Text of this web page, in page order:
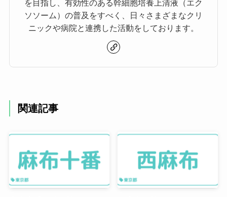
ソソーム
臍帯由来間葉
264,000円
（脂肪/臍帯/歯
髄由来・1000
子含有）１本​
＊別途施術代 24,000円かかります（採血料込
を目指し、有効性のある幹細胞培養上清液（エク
ソソーム）の普及をすべく、日々さまざまなクリ
ニックや病院と連携した活動をしております。
関連記事